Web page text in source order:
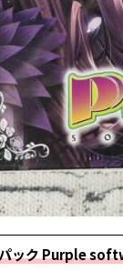
ック Purple